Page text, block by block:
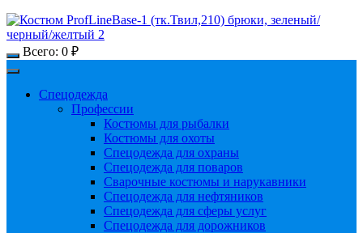
Всего: 0 ₽
Спецодежда
Профессии
Костюмы для рыбалки
Костюмы для охоты
Спецодежда для охраны
Спецодежда для поваров
Сварочные костюмы и нарукавники
Спецодежда для нефтяников
Спецодежда для сферы услуг
Спецодежда для дорожников